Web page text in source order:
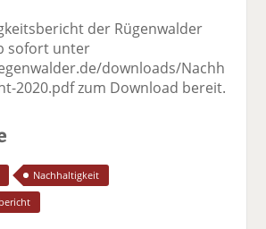
der Rügenwalder
sofort unter
downloads/Nachh
2020.pdf zum Download bereit.
Nachhaltigkeit